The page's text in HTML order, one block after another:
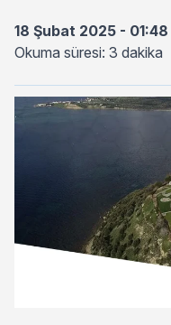
18 Şubat 2025 - 01:48
Okuma süresi: 3 dakika